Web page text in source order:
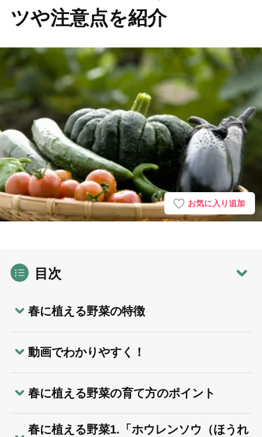
ツや注意点を紹介
お気に入り追加
目次
春に植える野菜の特徴
動画でわかりやすく！
春に植える野菜の育て方のポイント
春に植える野菜1.「ホウレンソウ（ほうれ